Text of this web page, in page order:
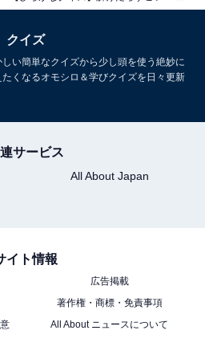
クイズ
い簡単なクイズから少し頭を使う絶妙に
くなるオモシロ＆学びクイズを日々更新
サービス
All About Japan
イト情報
広告掲載
著作権・商標・免責事項
All About ニュースについて